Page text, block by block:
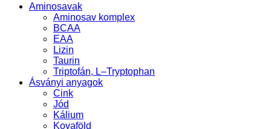
Aminosavak
Aminosav komplex
BCAA
EAA
Lizin
Taurin
Triptofán, L–Tryptophan
Ásványi anyagok
Cink
Jód
Kálium
Kovaföld